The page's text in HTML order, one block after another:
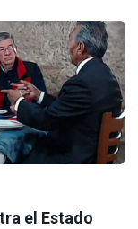
el Estado